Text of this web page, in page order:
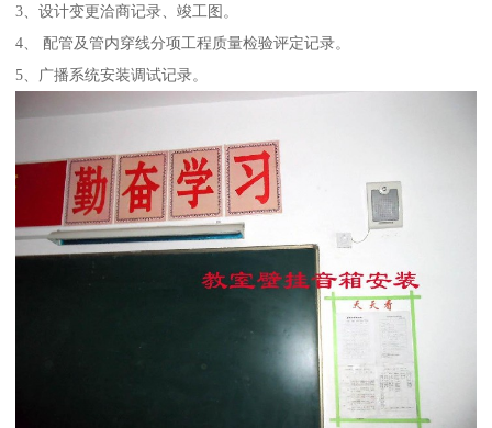
3、设计变更洽商记录、竣工图。
4、 配管及管内穿线分项工程质量检验评定记录。
5、广播系统安装调试记录。